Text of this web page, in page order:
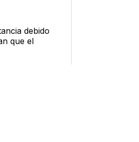
debido
que el